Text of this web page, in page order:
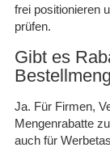
frei positionieren
prüfen.
Gibt es
Ja. Für Firmen,
Mengenrabatte
auch für